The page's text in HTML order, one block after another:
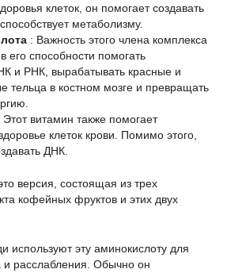
клеток, он помогает создавать
метаболизму.
: Важность этого члена комплекса
его способности помогать
и РНК, вырабатывать красные и
тельца в костном мозге и превращать
Этот витамин также помогает
клеток крови. Помимо этого,
ДНК.
версия, состоящая из трех
кофейных фруктов и этих двух
используют эту аминокислоту для
и расслабления. Обычно он